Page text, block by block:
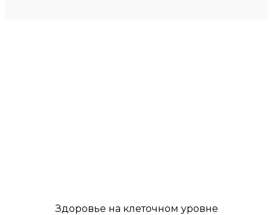
Здоровье на клеточном уровне